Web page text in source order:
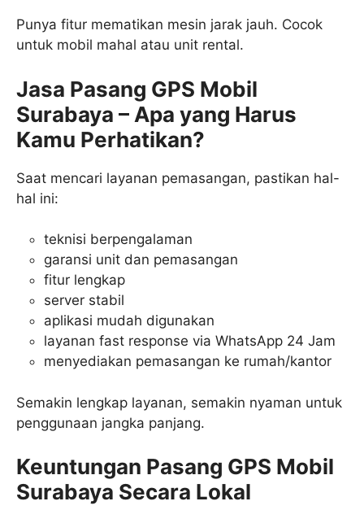
Punya fitur mematikan mesin jarak jauh. Cocok
untuk mobil mahal atau unit rental.
Jasa Pasang GPS Mobil
Surabaya – Apa yang Harus
Kamu Perhatikan?
Saat mencari layanan pemasangan, pastikan hal-
hal ini:
teknisi berpengalaman
garansi unit dan pemasangan
fitur lengkap
server stabil
aplikasi mudah digunakan
layanan fast response via WhatsApp 24 Jam
menyediakan pemasangan ke rumah/kantor
Semakin lengkap layanan, semakin nyaman untuk
penggunaan jangka panjang.
Keuntungan Pasang GPS Mobil
Surabaya Secara Lokal